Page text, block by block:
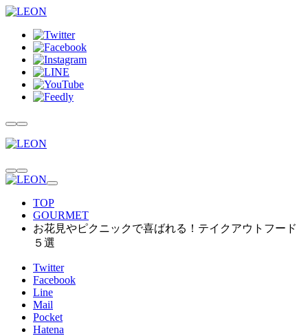
TOP
GOURMET
お花見やピクニックで喜ばれる！テイクアウトフード
５選
Twitter
Facebook
Line
Mail
Pocket
Hatena